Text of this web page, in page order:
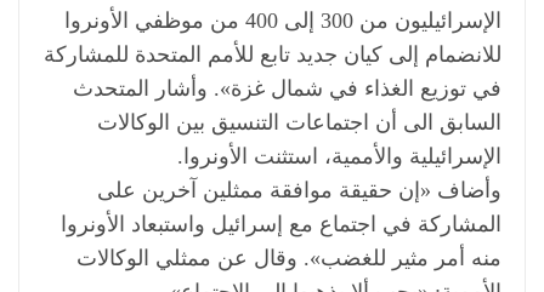
الإسرائيليون من 300 إلى 400 من موظفي الأونروا
للانضمام إلى كيان جديد تابع للأمم المتحدة للمشاركة
في توزيع الغذاء في شمال غزة». وأشار المتحدث
السابق الى أن اجتماعات التنسيق بين الوكالات
الإسرائيلية والأممية، استثنت الأونروا.
وأضاف «إن حقيقة موافقة ممثلين آخرين على
المشاركة في اجتماع مع إسرائيل واستبعاد الأونروا
منه أمر مثير للغضب». وقال عن ممثلي الوكالات